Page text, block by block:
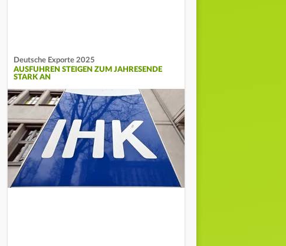
Deutsche Exporte 2025
AUSFUHREN STEIGEN ZUM JAHRESENDE
STARK AN